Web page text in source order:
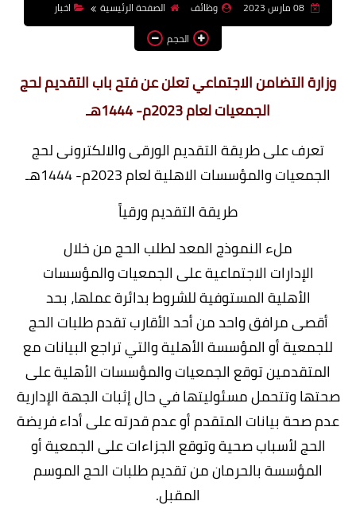
وظائف اعضاء هيئة تدريس
بالجامعات والمعاهد
اخبار
08 مارس 2023 وظائف الصفحة الرئيسية
اخبار
الحجم
وزارة التضامن الاجتماعي تعلن عن فتح باب التقديم لحج
الجمعيات لعام 2023م- 1444هـ
تعرف على طريقة التقديم الورقى والالكترونى لحج
الجمعيات والمؤسسات الاهلية لعام 2023م- 1444هـ
طريقة التقديم ورقياً
ملء النموذج المعد لطلب الحج من خلال
الإدارات الاجتماعية على الجمعيات والمؤسسات
الأهلية المستوفية للشروط بدائرة عملها، بحد
أقصى مرافق واحد من أحد الأقارب تقدم طلبات الحج
للجمعية أو المؤسسة الأهلية والتي تراجع البيانات مع
المتقدمين توقع الجمعيات والمؤسسات الأهلية على
صحتها وتتحمل مسئوليتها في حال إثبات الجهة الإدارية
عدم صحة بيانات المتقدم أو عدم قدرته على أداء فريضة
الحج لأسباب صحية وتوقع الجزاءات على الجمعية أو
المؤسسة بالحرمان من تقديم طلبات الحج الموسم
المقبل.